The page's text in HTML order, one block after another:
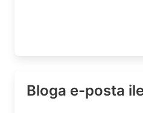
Bloga e-posta